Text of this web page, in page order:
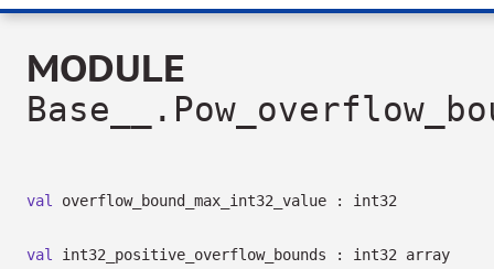
MODULE
val overflow_bound_max_int32_value : int32
val int32_positive_overflow_bounds : int32 array